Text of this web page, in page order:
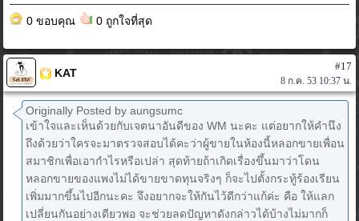
0 ขอบคุณ 0 ถูกใจที่สุด
KAT
#17
8 ก.ค. 53 10:37 น.
Originally Posted by aungsumc
เข้าใจและเห็นด้วยกับเจตนาอันดีของ WM นะคะ แต่อยากให้คำนึง
ถึงด้วยว่าใครจะมาตรวจสอบได้คะว่าผู้ขายในห้องนี้หลอกขายเพื่อน
สมาชิกเพื่อเอากำไรหรือเปล่า สุดท้ายถ้าเกิดเรื่องขึ้นมาว่าโดน
หลอกขายของแพงไม่ได้ขายขาดทุนจริงๆ ก็จะไปตั้งกระทู้ร้องเรียน
เพิ่มมากขึ้นไปอีกนะคะ จึงอยากจะให้กันไว้ดีกว่าแก้ค่ะ คือ ให้แลก
เปลี่ยนกันอย่างเดียวพอ จะช่วยลดปัญหาดังกล่าวได้บ้างไม่มากก็